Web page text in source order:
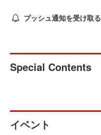
プッシュ通知を受け取る
Special Contents
イベント